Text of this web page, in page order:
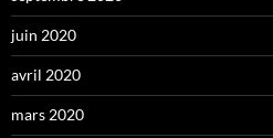
juin 2020
avril 2020
mars 2020